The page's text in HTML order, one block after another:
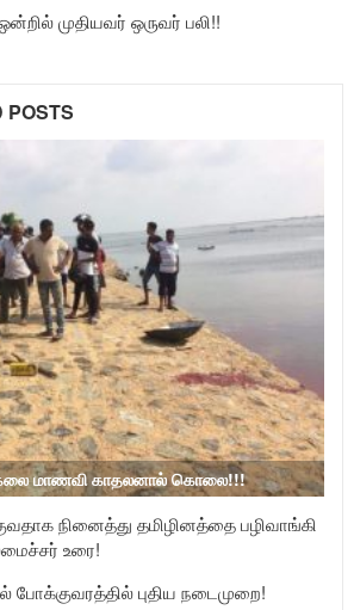
முதியவர் ஒருவர் பலி!!
POSTS
மாணவி காதலனால் கொலை!!!
நினைத்து தமிழினத்தை பழிவாங்கி
உரை!
போக்குவரத்தில் புதிய நடைமுறை!